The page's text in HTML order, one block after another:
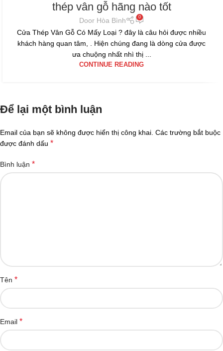
thép vân gỗ hãng nào tốt
Door Hòa Bình 0
Cửa Thép Vân Gỗ Có Mấy Loại ? đây là câu hỏi được nhiều
khách hàng quan tâm, . Hiện chúng đang là dòng cửa được
ưa chuộng nhất nhì thị ...
CONTINUE READING
Để lại một bình luận
Email của bạn sẽ không được hiển thị công khai. Các trường bắt buộc
được đánh dấu *
Bình luận *
Tên *
Email *